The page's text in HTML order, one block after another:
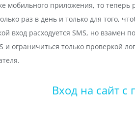
мобильного приложения, то теперь
раз в день и только для того,
вход расходуется SMS, но взамен
и ограничиться только проверкой
Вход на сайт